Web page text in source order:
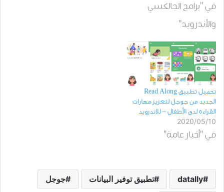
في "برامج الجالكسي
والأندرويد"
تحميل تطبيق Read Along
الجديد من جوجل ﻟﺘﻌﺰﻳﺰ ﻣﻬﺎﺭﺍﺕ
ﺍﻟﻘﺮﺍﺀﺓ لدى الأﻃﻔﺎﻝ – للاندرويد
2020/05/10
في "أخبار عامة"
datally ﺗﻄﺒﻴﻖ ﺗﻮﻓﻴﺮ ﺍﻟﺒﻴﺎﻧﺎﺕ جوجل